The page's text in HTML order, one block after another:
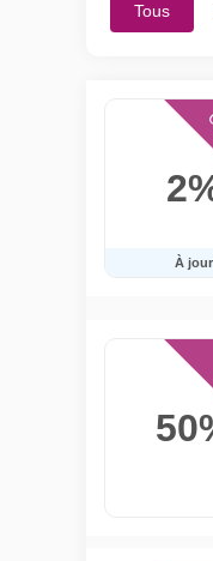
Tous
À jour